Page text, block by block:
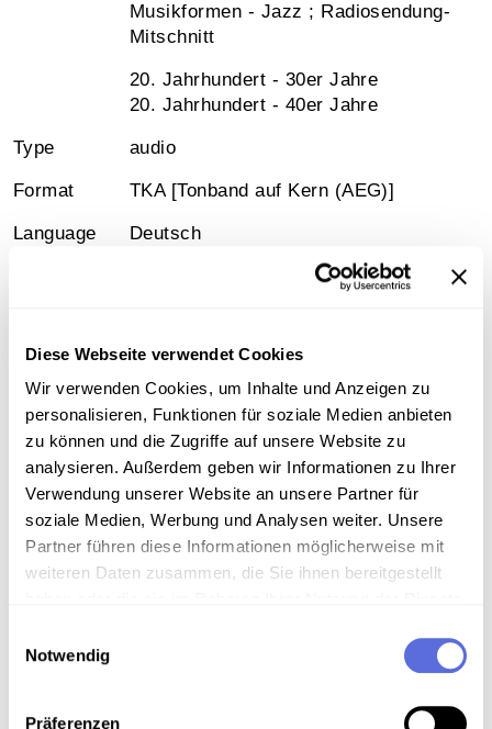
Diese Webseite verwendet Cookies
Wir verwenden Cookies, um Inhalte und Anzeigen zu
personalisieren, Funktionen für soziale Medien anbieten
zu können und die Zugriffe auf unsere Website zu
analysieren. Außerdem geben wir Informationen zu Ihrer
Verwendung unserer Website an unsere Partner für
soziale Medien, Werbung und Analysen weiter. Unsere
Partner führen diese Informationen möglicherweise mit
weiteren Daten zusammen, die Sie ihnen bereitgestellt
Notwendig
Präferenzen
Musikformen - Jazz ; Radiosendung-
Mitschnitt
20. Jahrhundert - 30er Jahre
20. Jahrhundert - 40er Jahre
Type audio
Format TKA [Tonband auf Kern (AEG)]
Language Deutsch
Mit freundlicher Genehmigung: ORF
00113_b01
Media type Mp3-Audiodatei
Information